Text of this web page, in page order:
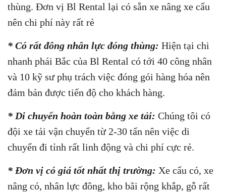
thùng. Đơn vị Bl Rental lại có sẵn xe nâng xe cẩu
nên chi phí này rất rẻ
* Có rất đông nhân lực đóng thùng: Hiện tại chi
nhanh phái Bắc của Bl Rental có tới 40 công nhân
và 10 kỹ sư phụ trách việc đóng gói hàng hóa nên
đảm bản được tiến độ cho khách hàng.
* Di chuyển hoàn toàn bằng xe tải: Chúng tôi có
đội xe tải vận chuyển từ 2-30 tấn nên việc di
chuyển đi tỉnh rất linh động và chi phí cực rẻ.
* Đơn vị có giá tốt nhất thị trường: Xe cẩu có, xe
nâng có, nhân lực đông, kho bãi rộng khắp, gỗ rất